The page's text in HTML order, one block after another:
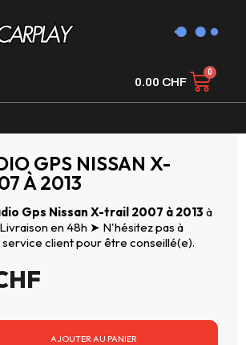
0.00 CHF
GPS NISSAN X-
À 2013
Gps Nissan X-trail 2007 à 2013 à
en 48h ➤ N'hésitez pas à
client pour être conseillé(e).
AJOUTER AU PANIER